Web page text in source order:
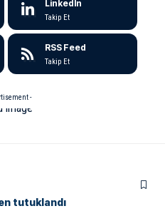
LinkedIn
Takip Et
RSS Feed
Takip Et
-
tutuklandı